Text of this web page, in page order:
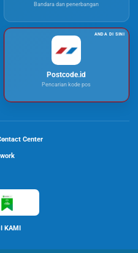
Bandara dan penerbangan
Postcode.id
Pencarian kode pos
Center
KAMI